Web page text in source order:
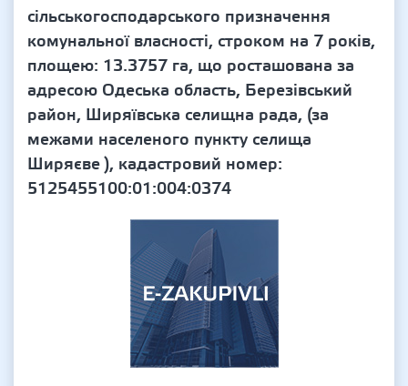
сільськогосподарського призначення
комунальної власності, строком на 7 років,
площею: 13.3757 га, що росташована за
адресою Одеська область, Березівський
район, Ширяївська селищна рада, (за
межами населеного пункту селища
Ширяєве ), кадастровий номер:
5125455100:01:004:0374